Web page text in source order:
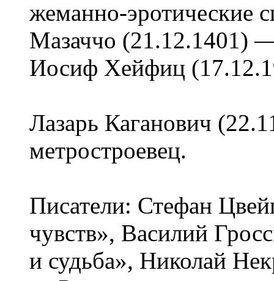
жеманно-эротические
Мазаччо (21.12.1401)
Иосиф Хейфиц
Лазарь Каганович
метростроевец.
Писатели: Стефан
чувств», Василий
и судьба», Николай